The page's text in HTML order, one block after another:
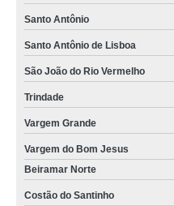
Santo Antônio
Santo Antônio de Lisboa
São João do Rio Vermelho
Trindade
Vargem Grande
Vargem do Bom Jesus
Beiramar Norte
Costão do Santinho